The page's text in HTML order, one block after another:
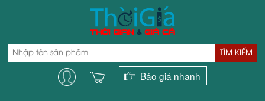
TÌM KIẾM
Báo giá nhanh